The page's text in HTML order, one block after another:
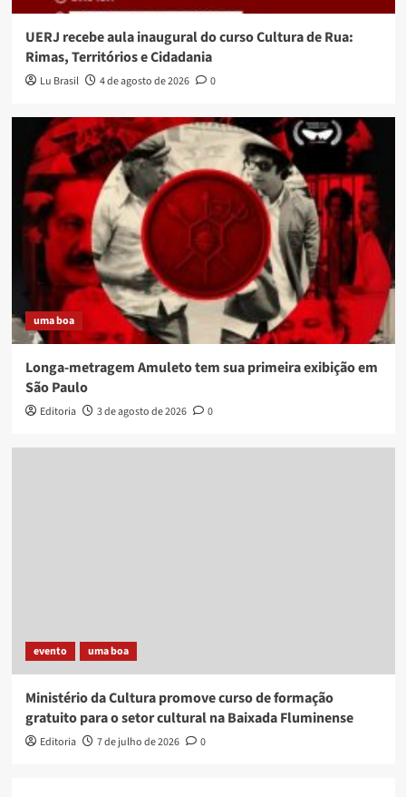
UERJ recebe aula inaugural do curso Cultura de Rua:
Rimas, Territórios e Cidadania
Lu Brasil 4 de agosto de 2026 0
uma boa
Longa-metragem Amuleto tem sua primeira exibição em
São Paulo
Editoria 3 de agosto de 2026 0
evento uma boa
Ministério da Cultura promove curso de formação
gratuito para o setor cultural na Baixada Fluminense
Editoria 7 de julho de 2026 0